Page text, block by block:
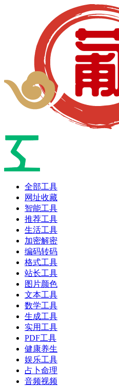
全部工具
网址收藏
智能工具
推荐工具
生活工具
加密解密
编码转码
格式工具
站长工具
图片颜色
文本工具
数学工具
生成工具
实用工具
PDF工具
健康养生
娱乐工具
占卜命理
音频视频